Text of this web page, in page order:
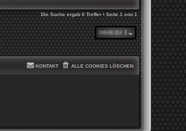
Die Suche ergab 0 Treffer • Seite1von1
GEHE ZU
ALLE COOKIES LÖSCHEN
KONTAKT